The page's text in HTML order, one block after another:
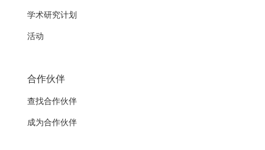
学术研究计划
活动
合作伙伴
查找合作伙伴
成为合作伙伴